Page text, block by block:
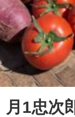
月1忠次